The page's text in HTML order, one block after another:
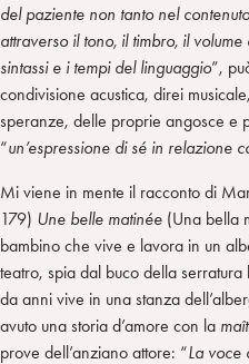
del paziente non tanto nel
attraverso il tono, il timbro, il
sintassi e i tempi del linguaggio”,
condivisione acustica, direi
speranze, delle proprie angosce e
“un’espressione di sé in relazione
Mi viene in mente il racconto di
179) Une belle matinée (Una bella
bambino che vive e lavora in un
teatro, spia dal buco della
da anni vive in una stanza
avuto una storia d’amore con la
prove dell’anziano attore: “La voce